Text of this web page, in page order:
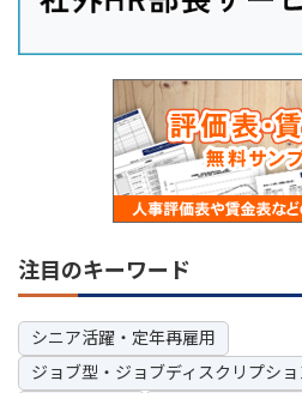
注目のキーワード
シニア活躍・定年再雇用
ジョブ型・ジョブディスクリプシ